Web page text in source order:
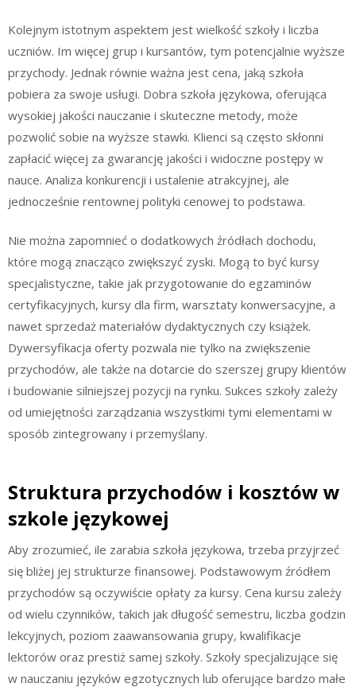
Kolejnym istotnym aspektem jest wielkość szkoły i liczba
uczniów. Im więcej grup i kursantów, tym potencjalnie wyższe
przychody. Jednak równie ważna jest cena, jaką szkoła
pobiera za swoje usługi. Dobra szkoła językowa, oferująca
wysokiej jakości nauczanie i skuteczne metody, może
pozwolić sobie na wyższe stawki. Klienci są często skłonni
zapłacić więcej za gwarancję jakości i widoczne postępy w
nauce. Analiza konkurencji i ustalenie atrakcyjnej, ale
jednocześnie rentownej polityki cenowej to podstawa.
Nie można zapomnieć o dodatkowych źródłach dochodu,
które mogą znacząco zwiększyć zyski. Mogą to być kursy
specjalistyczne, takie jak przygotowanie do egzaminów
certyfikacyjnych, kursy dla firm, warsztaty konwersacyjne, a
nawet sprzedaż materiałów dydaktycznych czy książek.
Dywersyfikacja oferty pozwala nie tylko na zwiększenie
przychodów, ale także na dotarcie do szerszej grupy klientów
i budowanie silniejszej pozycji na rynku. Sukces szkoły zależy
od umiejętności zarządzania wszystkimi tymi elementami w
sposób zintegrowany i przemyślany.
Struktura przychodów i kosztów w
szkole językowej
Aby zrozumieć, ile zarabia szkoła językowa, trzeba przyjrzeć
się bliżej jej strukturze finansowej. Podstawowym źródłem
przychodów są oczywiście opłaty za kursy. Cena kursu zależy
od wielu czynników, takich jak długość semestru, liczba godzin
lekcyjnych, poziom zaawansowania grupy, kwalifikacje
lektorów oraz prestiż samej szkoły. Szkoły specjalizujące się
w nauczaniu języków egzotycznych lub oferujące bardzo małe